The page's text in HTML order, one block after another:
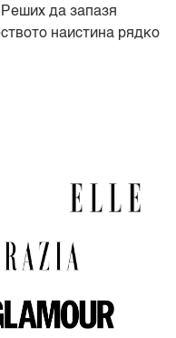
да запазя
наистина рядко